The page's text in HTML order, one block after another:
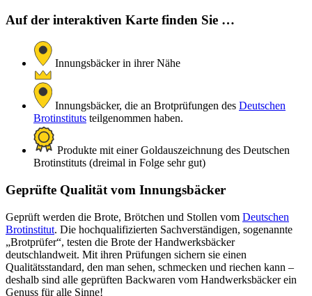
Auf der interaktiven Karte finden Sie …
Innungsbäcker in ihrer Nähe
Innungsbäcker, die an Brotprüfungen des Deutschen
Brotinstituts teilgenommen haben.
Produkte mit einer Goldauszeichnung des Deutschen
Brotinstituts (dreimal in Folge sehr gut)
Geprüfte Qualität vom Innungsbäcker
Geprüft werden die Brote, Brötchen und Stollen vom Deutschen
Brotinstitut. Die hochqualifizierten Sachverständigen, sogenannte
„Brotprüfer“, testen die Brote der Handwerksbäcker
deutschlandweit. Mit ihren Prüfungen sichern sie einen
Qualitätsstandard, den man sehen, schmecken und riechen kann –
deshalb sind alle geprüften Backwaren vom Handwerksbäcker ein
Genuss für alle Sinne!